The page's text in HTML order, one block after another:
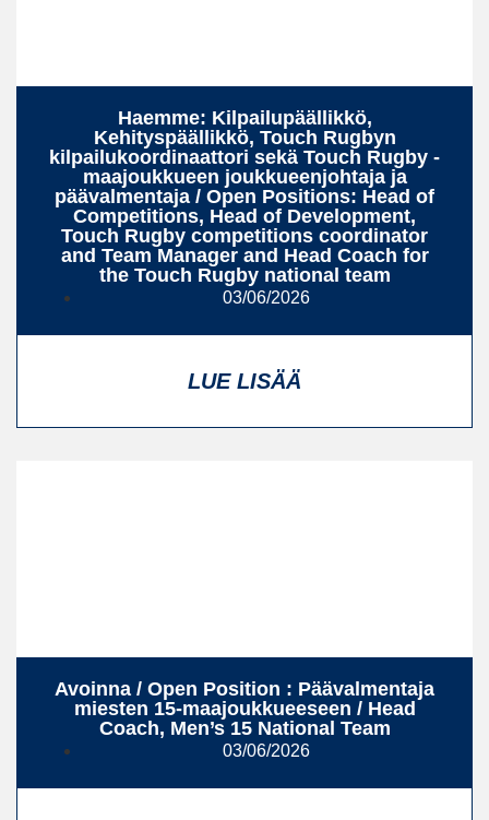
Haemme: Kilpailupäällikkö,
Kehityspäällikkö, Touch Rugbyn
kilpailukoordinaattori sekä Touch Rugby -
maajoukkueen joukkueenjohtaja ja
päävalmentaja / Open Positions: Head of
Competitions, Head of Development,
Touch Rugby competitions coordinator
and Team Manager and Head Coach for
the Touch Rugby national team
03/06/2026
LUE LISÄÄ
Avoinna / Open Position : Päävalmentaja
miesten 15‑maajoukkueeseen / Head
Coach, Men’s 15 National Team
03/06/2026